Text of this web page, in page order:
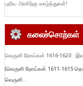
புதிய அரசிற்கு வாழ்த்துகள்!
கலைச்சொற்கள்
வெருளி நோய்கள் 1616-1620 :
(வெருளி நோய்கள் 1611-1615
வெருளி...